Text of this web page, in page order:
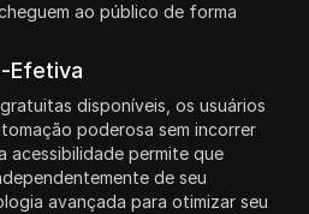
ao público de forma
Efetiva
disponíveis, os usuários
poderosa sem incorrer
acessibilidade permite que
de seu
avançada para otimizar seu